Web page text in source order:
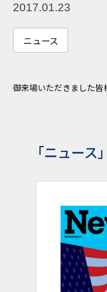
2017.01.23
ニュース
御来場いただきました皆
「ニュー